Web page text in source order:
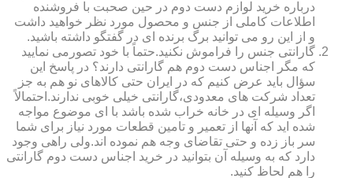
درباره خرید لوازم دست دوم در حین صحبت با فروشنده
اطلاعات کاملی از جنس و محصول مورد نظر خواهید داشت
و از این رو می توانید برگ برنده ای در گفتگو داشته باشید.
گارانتی جنس را فراموش نکنید.حتماً با خود تصورمی نمایید
که مگر اجناس دست دوم هم گارانتی دارند؟ در پاسخ این
سؤال باید عرض کنیم که در ایران حتی کالاهای نو هم به جز
تعداد شرکت های معدودی،گارانتی خیلی خوبی ندارند.احتمالاً
اگر وسیله ای در خانه خراب شده باشد با ای موضوع مواجه
شده اید که آنها از تعمیر و تامین قطعات مورد نیاز برای شما
سر باز زده و حتی تقاضای وجه هم نموده اند.ولی راهی وجود
دارد که به وسیله آن بتوانید در خرید اجناس دست دوم گارانتی
را هم لحاظ کنید.